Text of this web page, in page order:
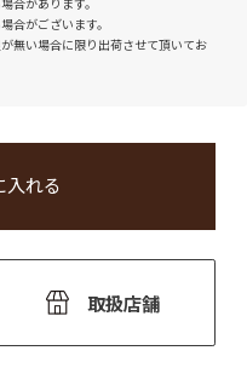
合があります。
合がございます。
無い場合に限り出荷させて頂いてお
入れる
取扱店舗